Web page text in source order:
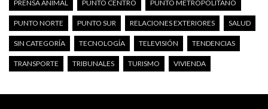
PRENSA ANIMAL PUNTO CENTRO PUNTO METROPOLITANO
PUNTO NORTE PUNTO SUR RELACIONES EXTERIORES SALUD
SIN CATEGORÍA TECNOLOGÍA TELEVISIÓN TENDENCIAS
TRANSPORTE TRIBUNALES TURISMO VIVIENDA